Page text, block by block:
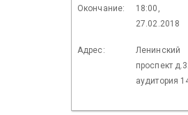
Окончание:
18:00,
27.02.2018
Адрес:
Ленинский
проспект
аудитория